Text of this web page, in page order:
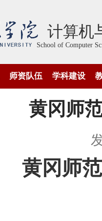
计算机
School of Computer
师资队伍 学科建设
黄冈师
黄冈师